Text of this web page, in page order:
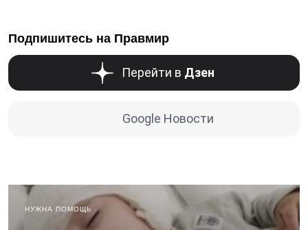
Подпишитесь на Правмир
Перейти в Дзен
Google Новости
НУЖНА ПОМОЩЬ